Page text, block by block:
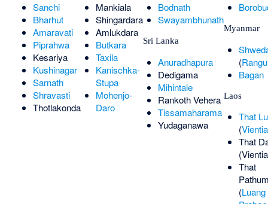
Sanchi
Bharhut
Amaravati
Piprahwa
Kesariya
Kushinagar
Sarnath
Shravasti
Thotlakonda
Mankiala
Shingardara
Amlukdara
Butkara
Taxila
Kanischka-
Stupa
Mohenjo-
Daro
Bodnath
Swayambhunath
Sri Lanka
Anuradhapura
Dedigama
Mihintale
Rankoth Vehera
Tissamaharama
Yudaganawa
Myanmar
(
Bagan
Laos
That
(
That
That
(Luang